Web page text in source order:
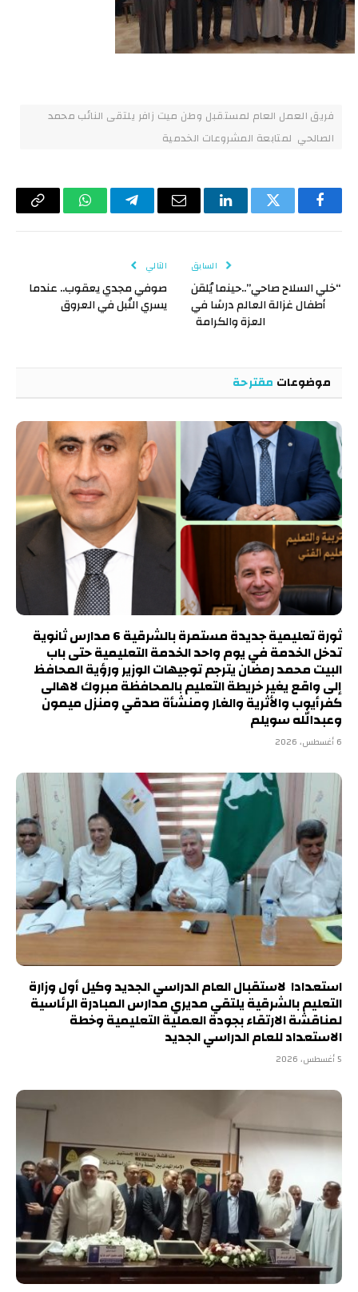
فريق العمل العام لمستقبل وطن ميت زافر يلتقى النائب محمد
الصالحي لمتابعة المشروعات الخدمية
فيسبوكتويتر لينكدإن البريد
تيلقرام واتسابCopy
السابق
“خلي السلاح صاحي”..حينما يُلقن
أطفال غزالة العالم درسًا في
العزة والكرامة
التالي
صوفي مجدي يعقوب.. عندما
يسري النُبل في العروق
موضوعات مقترحة
ثورة تعليمية جديدة مستمرة بالشرقية 6 مدارس ثانوية
تدخل الخدمة في يوم واحد الخدمة التعليمية حتى باب
البيت محمد رمضان يترجم توجيهات الوزير ورؤية المحافظ
إلى واقع يغير خريطة التعليم بالمحافظة مبروك لاهالى
كفرأيوب والأثرية والغار ومنشأة صدقي ومنزل ميمون
وعبدالله سويلم
6 أغسطس، 2026
استعدادا لاستقبال العام الدراسي الجديد وكيل أول وزارة
التعليم بالشرقية يلتقي مديري مدارس المبادرة الرئاسية
لمناقشة الارتقاء بجودة العملية التعليمية وخطة
الاستعداد للعام الدراسي الجديد
5 أغسطس، 2026